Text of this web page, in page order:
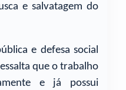
e salvatagem do
e defesa social
que o trabalho
e já possui